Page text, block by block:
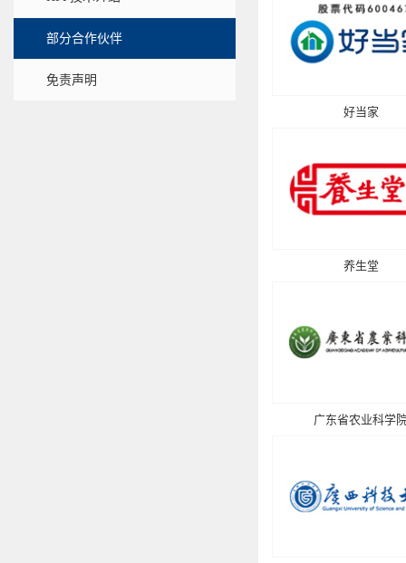
部分合作伙伴
免责声明
好当家
养生堂
广东省农业科学